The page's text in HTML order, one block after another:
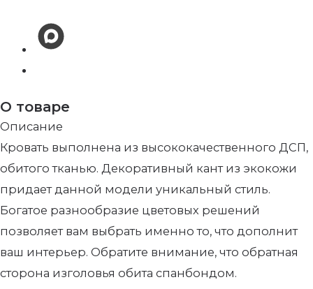
О товаре
Описание
Кровать выполнена из высококачественного ДСП,
обитого тканью. Декоративный кант из экокожи
придает данной модели уникальный стиль.
Богатое разнообразие цветовых решений
позволяет вам выбрать именно то, что дополнит
ваш интерьер. Обратите внимание, что обратная
сторона изголовья обита спанбондом.